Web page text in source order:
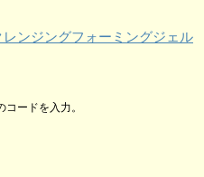
ンジングフォーミングジェル
ードを入力。